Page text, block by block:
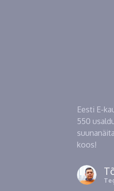
Eesti E-
550
koos!